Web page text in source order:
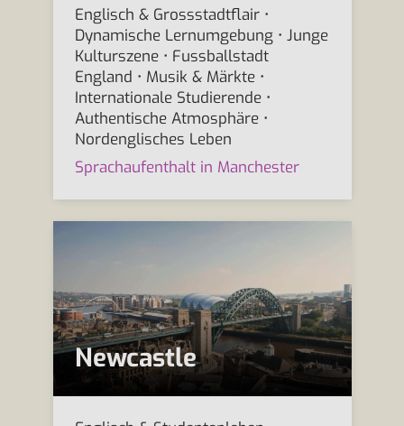
Englisch & Grossstadtflair •
Dynamische Lernumgebung • Junge
Kulturszene • Fussballstadt
England • Musik & Märkte •
Internationale Studierende •
Authentische Atmosphäre •
Nordenglisches Leben
Sprachaufenthalt in Manchester
Newcastle